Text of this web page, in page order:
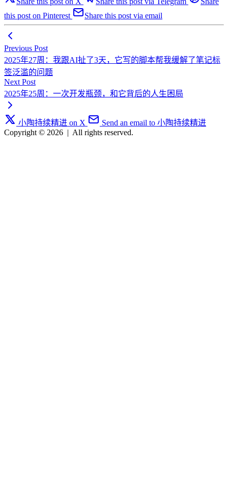
this post on Pinterest
Share this post via email
Previous Post
2025年27周：我跟AI扯了3天，它写的脚本帮我缓解了笔记标
签泛滥的问题
Next Post
2025年25周：一次开发瓶颈，和它背后的人生困局
小陶持续精进 on X
Send an email to 小陶持续精进
Copyright © 2026 | All rights reserved.